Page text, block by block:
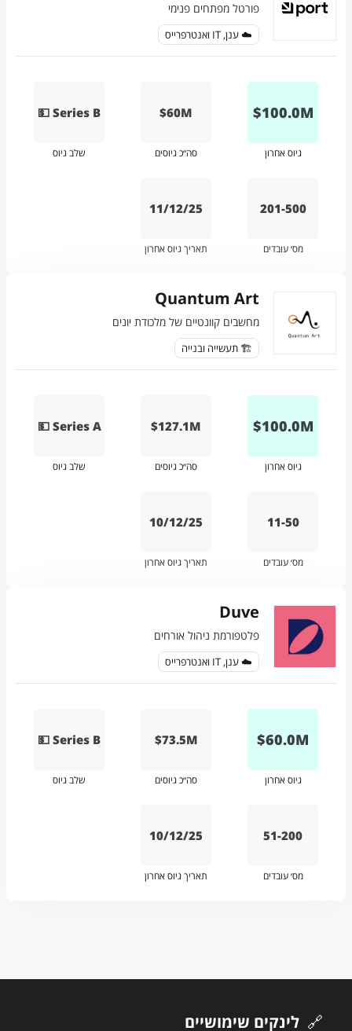
פורטל מפתחים פנימי
☁️ ענן, IT ואנטרפרייס
M
100.0
$
גיוס אחרון
$60M
סה״כ גיוסים
💵 Series B
שלב גיוס
201-500
מס׳ עובדים
11/12/25
תאריך גיוס אחרון
Quantum Art
מחשבים קוונטיים של מלכודת יונים
🏗️ תעשייה ובנייה
M
100.0
$
גיוס אחרון
$127.1M
סה״כ גיוסים
💵 Series A
שלב גיוס
11-50
מס׳ עובדים
10/12/25
תאריך גיוס אחרון
Duve
פלטפורמת ניהול אורחים
☁️ ענן, IT ואנטרפרייס
M
60.0
$
גיוס אחרון
$73.5M
סה״כ גיוסים
💵 Series B
שלב גיוס
51-200
מס׳ עובדים
10/12/25
תאריך גיוס אחרון
🔗 לינקים שימושיים